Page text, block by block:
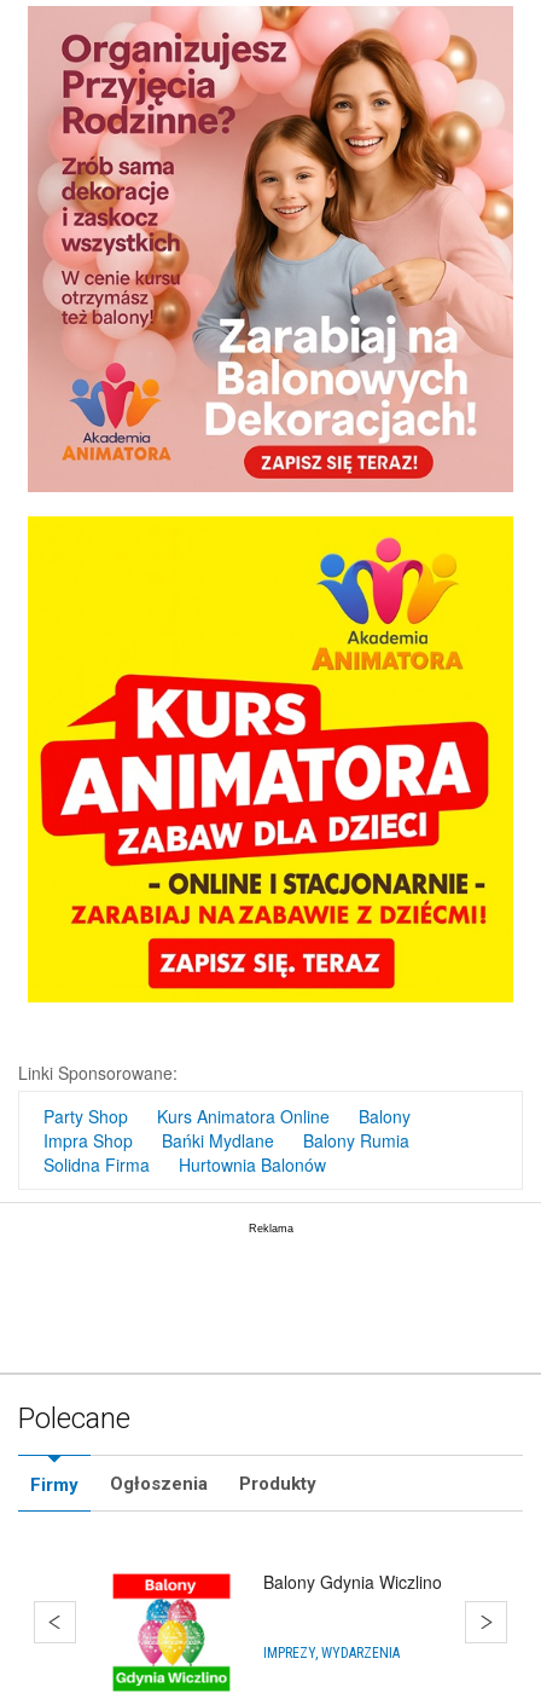
Linki Sponsorowane:
Party Shop
Kurs Animatora Online
Balony
Impra Shop
Bańki Mydlane
Balony Rumia
Solidna Firma
Hurtownia Balonów
Polecane
Firmy Ogłoszenia Produkty
Balony Rumia
ARTYKUŁY NA IMPREZY